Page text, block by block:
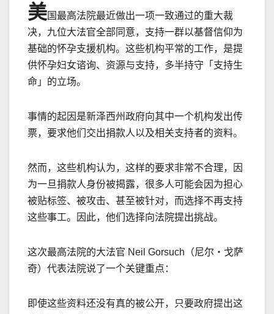
美国最高法院最近做出一项一致通过的重大裁
决，九位大法官全部同意，支持一群以基督信仰为
基础的怀孕支援机构。这些机构平常的工作，是提
供怀孕妇女谘询、资源与支持，多半持守「支持生
命」的立场。
事情的起因是新泽西州政府向其中一个机构发出传
票，要求他们交出捐款人以及相关支持者的资料。
然而，这些机构认为，这样的要求非常不合理，因
为一旦捐款人身份被揭露，很多人可能会因为担心
被贴标签、被攻击、甚至被针对，而选择不再支持
这些事工。因此，他们选择向法院提出挑战。
这次最高法院的大法官 Neil Gorsuch （尼尔 ・戈萨
奇）代表法院说了一个关键重点：
即使这些资料还没有真的被公开，只要政府提出这